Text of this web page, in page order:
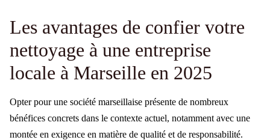
Les avantages de confier votre
nettoyage à une entreprise
locale à Marseille en 2025
Opter pour une société marseillaise présente de nombreux
bénéfices concrets dans le contexte actuel, notamment avec une
montée en exigence en matière de qualité et de responsabilité.